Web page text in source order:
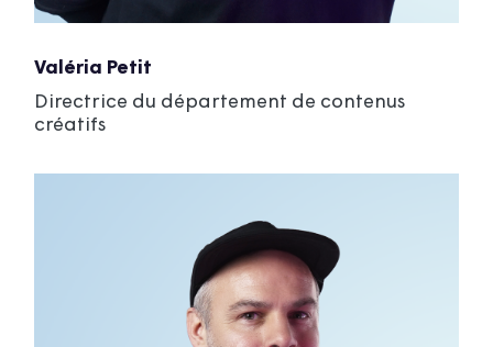
Valéria Petit
Directrice du département de contenus
créatifs